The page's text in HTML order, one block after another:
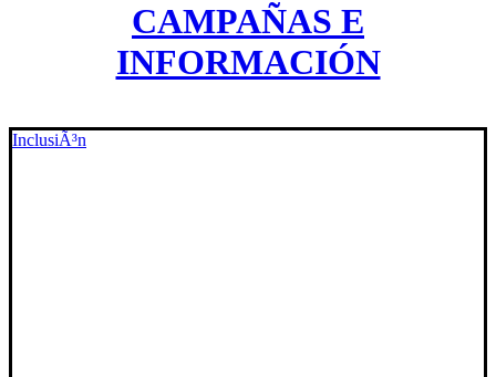
CAMPAÑAS E
INFORMACIÓN
InclusiÃ³n